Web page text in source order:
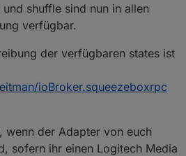
shuffle sind nun in allen
verfügbar.
der verfügbaren states ist
ioBroker.squeezeboxrpc
wenn der Adapter von euch
sofern ihr einen Logitech Media